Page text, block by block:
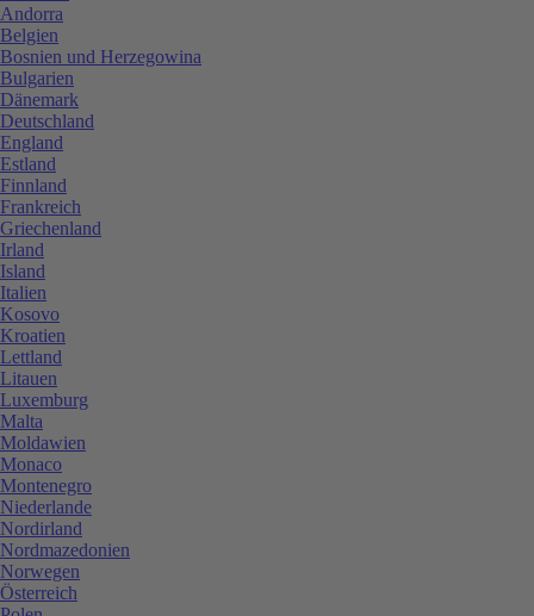
Andorra
Belgien
Bosnien und Herzegowina
Bulgarien
Dänemark
Deutschland
England
Estland
Finnland
Frankreich
Griechenland
Irland
Island
Italien
Kosovo
Kroatien
Lettland
Litauen
Luxemburg
Malta
Moldawien
Monaco
Montenegro
Niederlande
Nordirland
Nordmazedonien
Norwegen
Österreich